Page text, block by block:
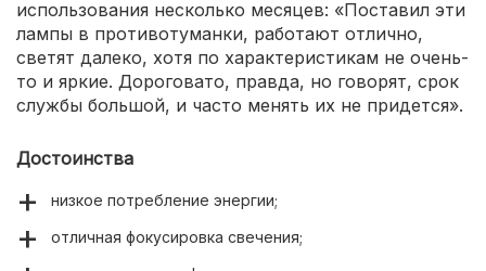
использования несколько месяцев: «Поставил эти
лампы в противотуманки, работают отлично,
светят далеко, хотя по характеристикам не очень-
то и яркие. Дороговато, правда, но говорят, срок
службы большой, и часто менять их не придется».
Достоинства
низкое потребление энергии;
отличная фокусировка свечения;